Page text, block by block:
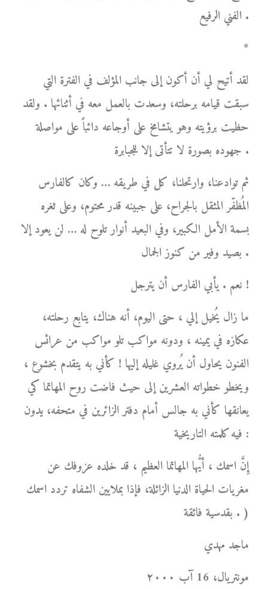
الفني الرفيع .
*
لقد أتيح لي أن أكون إلى جانب المؤلف في الفترة التي
سبقت قيامه برحلته، وسعدت بالعمل معه في أثنائها . ولقد
حظيت برؤيته وهو يتشامخ على أوجاعه دائباً على مواصلة
جهوده بصورة لا تتأتى إلا للجبابرة .
ثم توادعنا، وارتحلنا، كل في طريقه … وكان كالفارس
المُظفّر المثقل بالجراح، على جبينه قدر محتوم، وعلى ثغره
بسمة الأمل الكبير، وفي البعيد أنوار تلوح له … لن يعود إلا
بصيد وفير من كنوز الجمال .
نعم . يأبي الفارس أن يترجل !
ما زال يُخيل إلي ، حتى اليوم، أنه هناك، يتابع رحلته،
عكازه في يمينه ، ودونه مواكب تلو مواكب من عرائس
الفنون يحاول أن يُروي غليله إليها ! كأني به يتقدم بخشوع ،
ويخطو خطواته العشرين إلى حيث فاضت روح المهاتما كي
يعانقها كأني به جالس أمام دفتر الزائرين في متحفه، يدون
فيه كلمته التاريخية :
إِنَّ اسمك ، أيُّها المهاتما العظيم ، قد خلده عزوفك عن
مغريات الحياة الدنيا الزائلة، فإذا بملايين الشفاه تردد اسمك
بقدسية فائقة . )
ماجد مهدي
مونتریال، 16 آب ۲۰۰۰